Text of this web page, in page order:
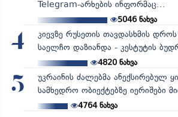
Telegram-არხების ინფორმაც...
5046ნახვა
4
კიევზე რუსეთის თავდასხმის
საელჩო დაზიანდა - კესტუტის
4820ნახვა
5
უკრაინის ძალებმა ანექსირებულ
სამხედრო ობიექტებზე იერიშები
4764ნახვა